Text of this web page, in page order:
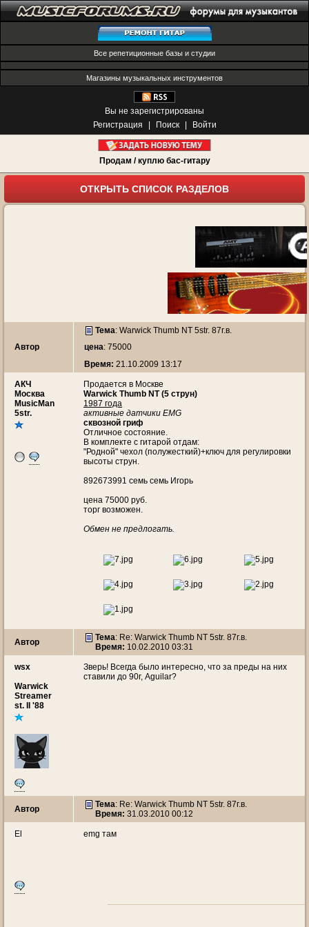
Все репетиционные базы и студии
Магазины музыкальных инструментов
Вы не зарегистрированы
Регистрация
Поиск Войти
Продам / куплю бас-гитару
ОТКРЫТЬ СПИСОК РАЗДЕЛОВ
Автор
Тема: Warwick Thumb NT 5str. 87г.в.
цена: 75000
Время: 21.10.2009 13:17
АКЧ
Москва
MusicMan
5str.
Продается в Москве
Warwick Thumb NT (5 струн)
1987 года
активные датчики EMG
сквозной гриф
Отличное состояние.
В комплекте с гитарой отдам:
"Родной" чехол (полужесткий)+ключ для регулировки
высоты струн.
892673991 семь семь Игорь
цена 75000 руб.
торг возможен.
Обмен не предлогать.
Автор Тема: Re: Warwick Thumb NT 5str. 87г.в.
Время: 10.02.2010 03:31
wsx
Warwick
Streamer
st. II '88
Зверь! Всегда было интересно, что за преды на них
ставили до 90г, Aguilar?
Автор Тема: Re: Warwick Thumb NT 5str. 87г.в.
Время: 31.03.2010 00:12
El emg там